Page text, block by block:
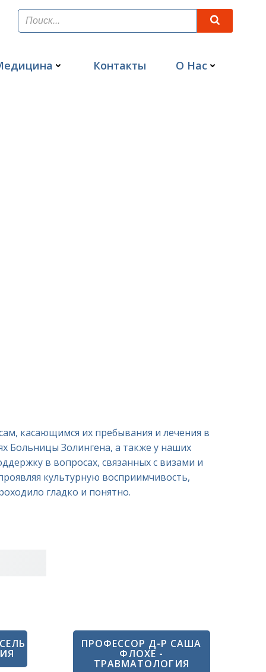
Контакты О Нас
касающимся их пребывания и лечения в
Больницы Золингена, а также у наших
в вопросах, связанных с визами и
культурную восприимчивость,
гладко и понятно.
ПРОФЕССОР Д-Р САША
ФЛОХЕ -
ТРАВМАТОЛОГИЯ